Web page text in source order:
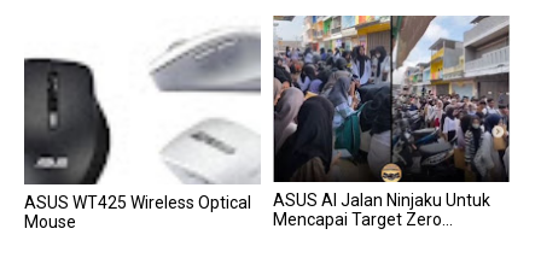
ASUS WT425 Wireless Optical
Mouse
ASUS AI Jalan Ninjaku Untuk
Mencapai Target Zero...